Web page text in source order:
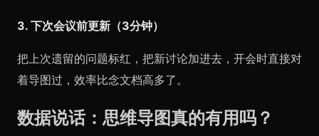
3. 下次会议前更新（3分钟）
把上次遗留的问题标红，把新讨论加进去，开会时直接对
着导图过，效率比念文档高多了。
数据说话：思维导图真的有用吗？